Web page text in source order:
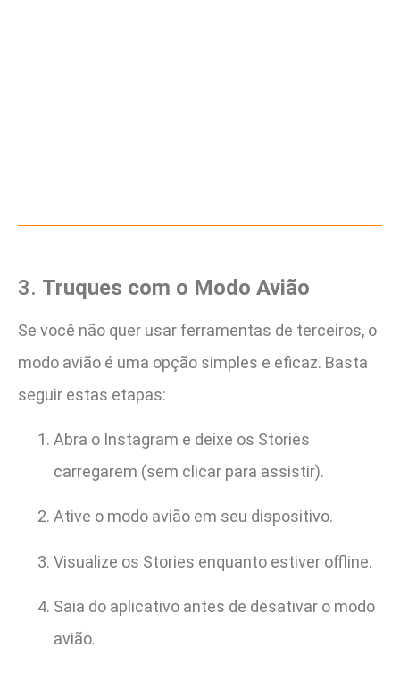
3. Truques com o Modo Avião
Se você não quer usar ferramentas de terceiros, o
modo avião é uma opção simples e eficaz. Basta
seguir estas etapas:
Abra o Instagram e deixe os Stories
carregarem (sem clicar para assistir).
Ative o modo avião em seu dispositivo.
Visualize os Stories enquanto estiver offline.
Saia do aplicativo antes de desativar o modo
avião.